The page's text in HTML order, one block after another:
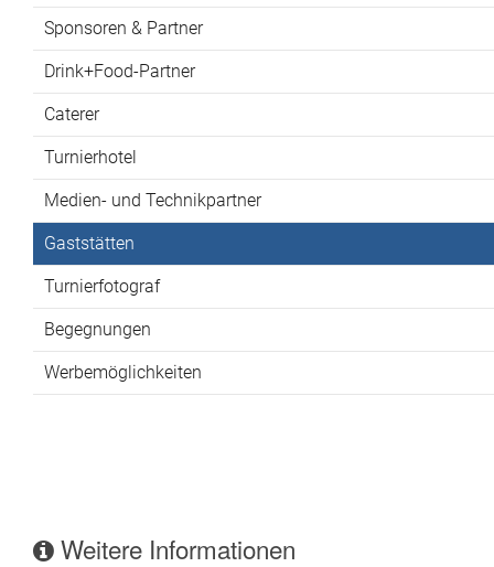
Sponsoren & Partner
Drink+Food-Partner
Caterer
Turnierhotel
Medien- und Technikpartner
Gaststätten
Turnierfotograf
Begegnungen
Werbemöglichkeiten
Weitere Informationen